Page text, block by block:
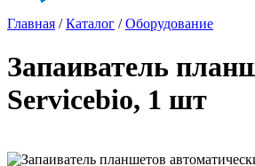
Главная /Каталог /Оборудование
Запаиватель
Servicebio, 1 шт